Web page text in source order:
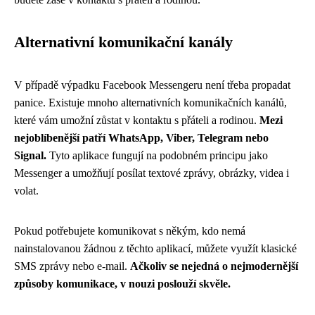
Alternativní komunikační kanály
V případě výpadku Facebook Messengeru není třeba propadat
panice. Existuje mnoho alternativních komunikačních kanálů,
které vám umožní zůstat v kontaktu s přáteli a rodinou. Mezi
nejoblíbenější patří WhatsApp, Viber, Telegram nebo
Signal. Tyto aplikace fungují na podobném principu jako
Messenger a umožňují posílat textové zprávy, obrázky, videa i
volat.
Pokud potřebujete komunikovat s někým, kdo nemá
nainstalovanou žádnou z těchto aplikací, můžete využít klasické
SMS zprávy nebo e-mail. Ačkoliv se nejedná o nejmodernější
způsoby komunikace, v nouzi poslouží skvěle.